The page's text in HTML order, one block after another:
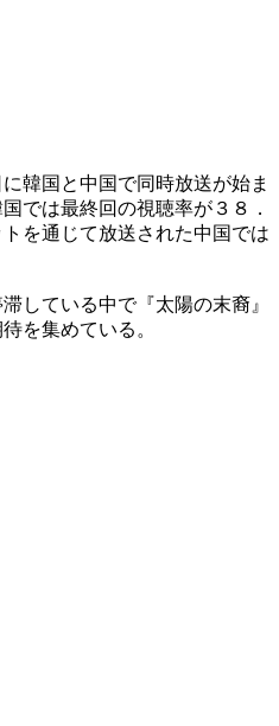
韓国と中国で同時放送が始ま
では最終回の視聴率が３８．
を通じて放送された中国では
している中で『太陽の末裔』
を集めている。